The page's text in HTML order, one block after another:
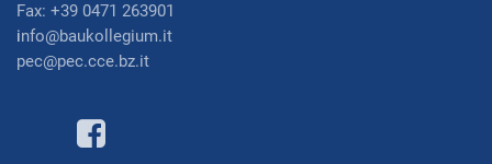
Fax: +39 0471 263901
info@baukollegium.it
pec@pec.cce.bz.it